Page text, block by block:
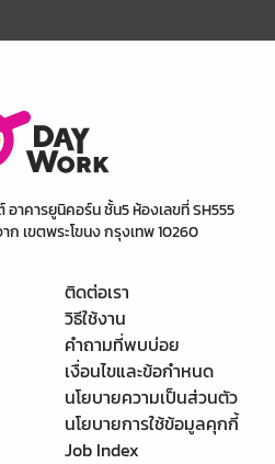
อาคารยูนิคอร์น ชั้น5 ห้องเลขที่ SH555
เขตพระโขนง กรุงเทพ 10260
ติดต่อเรา
วิธีใช้งาน
คำถามที่พบบ่อย
เงื่อนไขและข้อกำหนด
นโยบายความเป็นส่วนตัว
นโยบายการใช้ข้อมูลคุกกี้
Job Index